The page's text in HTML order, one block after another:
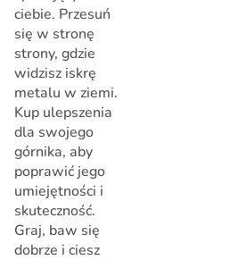
ciebie. Przesuń
się w stronę
strony, gdzie
widzisz iskrę
metalu w ziemi.
Kup ulepszenia
dla swojego
górnika, aby
poprawić jego
umiejętności i
skuteczność.
Graj, baw się
dobrze i ciesz